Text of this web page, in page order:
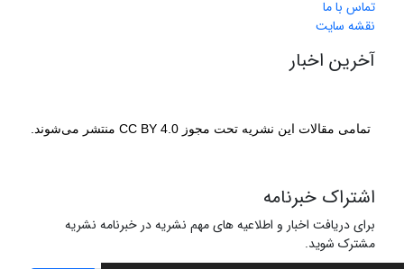
تماس با ما
نقشه سایت
آخرین اخبار
تمامی مقالات این نشریه تحت مجوز CC BY 4.0 منتشر می‌شوند.
اشتراک خبرنامه
برای دریافت اخبار و اطلاعیه های مهم نشریه در خبرنامه نشریه
مشترک شوید.